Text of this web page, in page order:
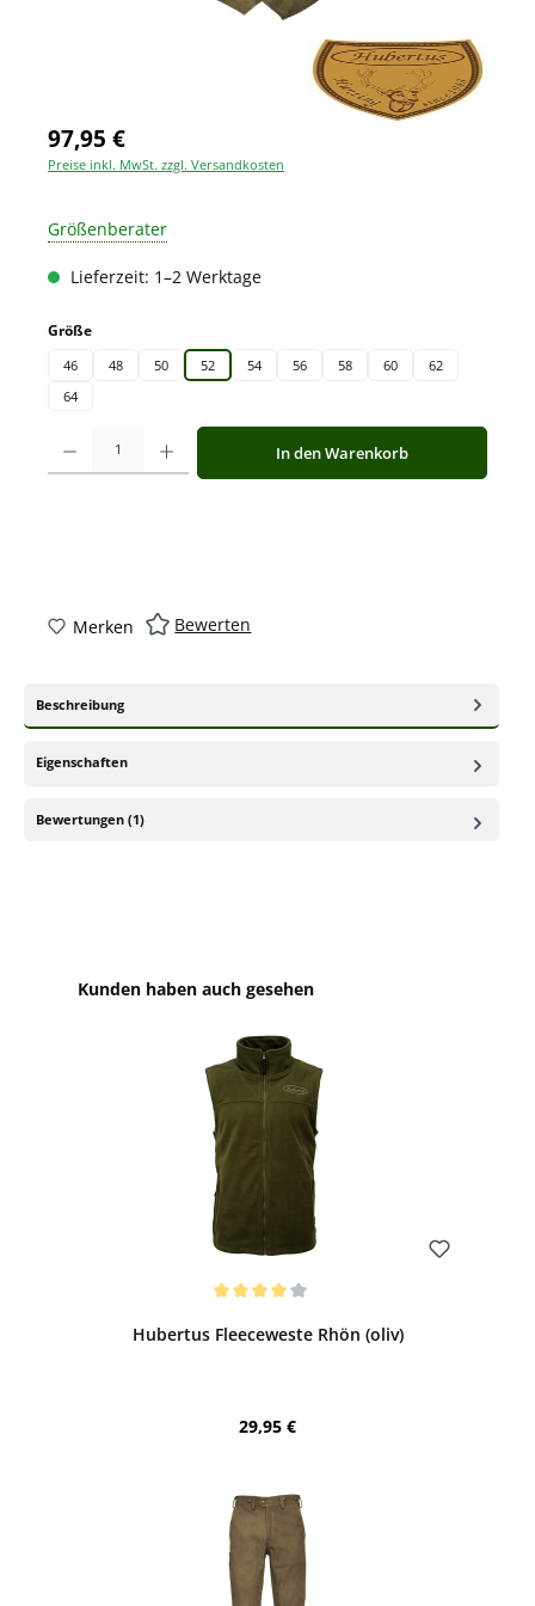
97,95 €
Preise inkl. MwSt. zzgl. Versandkosten
Größenberater
Lieferzeit: 1–2 Werktage
Größeauswählen
46 48 50 52 54 56 58 60
62
64
Produkt Anzahl: Gib den gewünschten Wert ein oder benutze die
In den Warenkorb
Merken Bewerten
Beschreibung
Eigenschaften
Bewertungen (1)
Produktgalerie überspringen
Kunden haben auch gesehen
Hubertus Fleeceweste Rhön (oliv)
Regulärer Preis:
29,95 €